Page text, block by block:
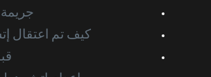
جريمة
كيف تم اعتقال